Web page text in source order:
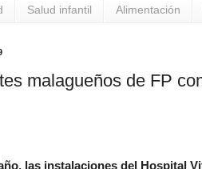
Salud infantil Alimentación
malagueños de FP
las instalaciones del Hospital